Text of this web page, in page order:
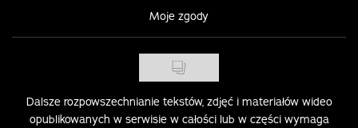
Moje zgody
Dalsze rozpowszechnianie tekstów, zdjęć i materiałów wideo
opublikowanych w serwisie w całości lub w części wymaga